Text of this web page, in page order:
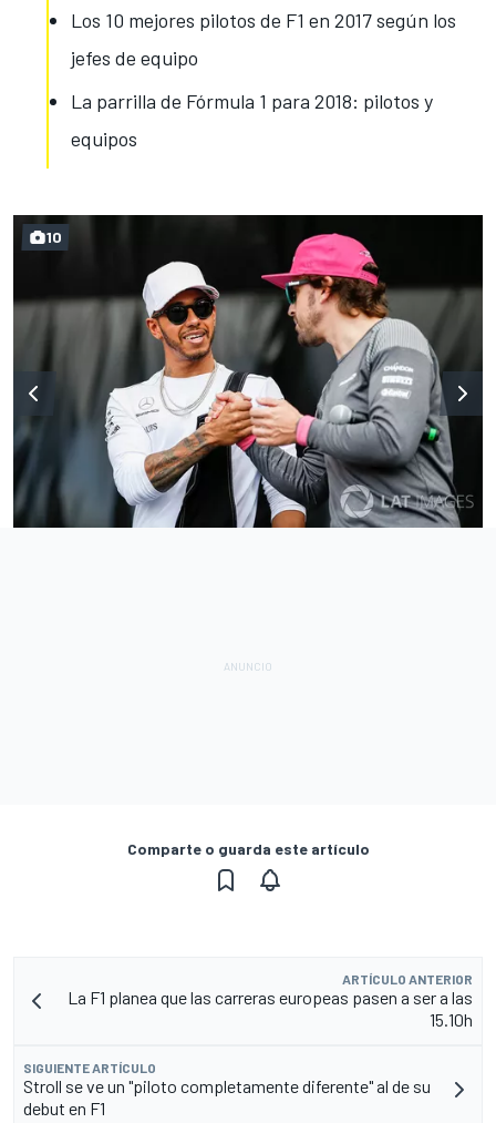
Los 10 mejores pilotos de F1 en 2017 según los
jefes de equipo
La parrilla de Fórmula 1 para 2018: pilotos y
equipos
10
Comparte o guarda este artículo
ARTÍCULO ANTERIOR
La F1 planea que las carreras europeas pasen a ser a las
15.10h
SIGUIENTE ARTÍCULO
Stroll se ve un "piloto completamente diferente" al de su
debut en F1